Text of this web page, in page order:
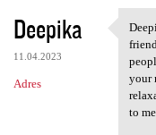
Deepika
11.04.2023
Adres
your
to